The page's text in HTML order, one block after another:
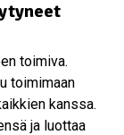
toimiva.
toimimaan
kanssa.
ja luottaa